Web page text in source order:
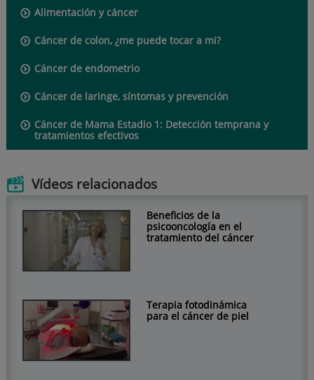
Alimentación y cáncer
Cáncer de colon, ¿me puede tocar a mi?
Cáncer de endometrio
Cáncer de laringe, síntomas y prevención
Cáncer de Mama Estadio 1: Detección temprana y
tratamientos efectivos
Vídeos relacionados
Beneficios de la
psicooncología en el
tratamiento del cáncer
Terapia fotodinámica
para el cáncer de piel